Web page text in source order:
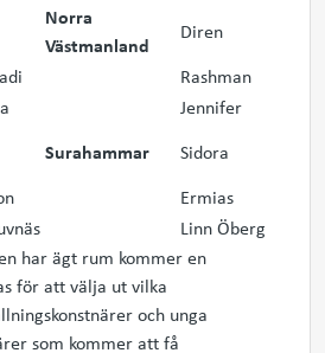
Norra
Västmanland
Diren
Rashman
Jennifer
Surahammar
Sidora
Ermias
Linn Öberg
har ägt rum kommer en
för att välja ut vilka
och unga
som kommer att få